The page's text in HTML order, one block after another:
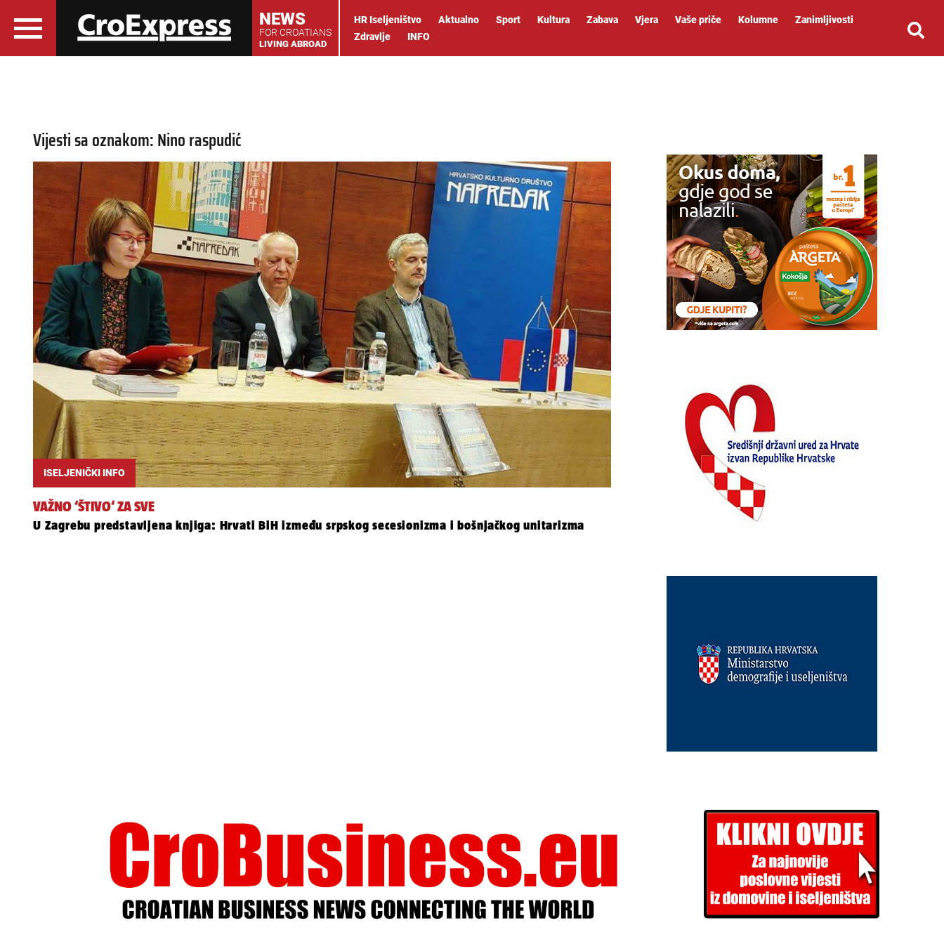
NEWS
FOR CROATIANS
LIVING ABROAD
HR Iseljeništvo Aktualno Sport Kultura Zabava Vjera Vaše priče Kolumne
Zanimljivosti
Zdravlje
INFO
Vijesti sa oznakom: Nino raspudić
ISELJENIČKI INFO
VAŽNO ‘ŠTIVO‘ ZA SVE
U Zagrebu predstavljena knjiga: Hrvati BiH između srpskog secesionizma i bošnjačkog unitarizma